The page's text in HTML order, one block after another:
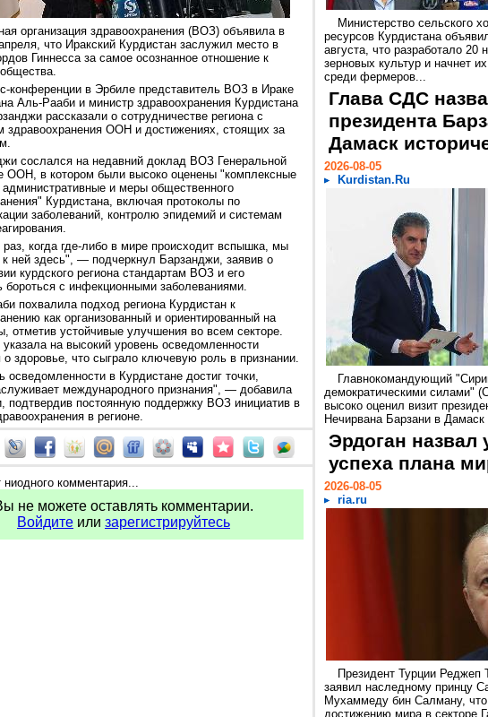
организация здравоохранения (ВОЗ) объявила в
что Иракский Курдистан заслужил место в
Гиннесса за самое осознанное отношение к
конференции в Эрбиле представитель ВОЗ в Ираке
Аль-Рааби и министр здравоохранения Курдистана
рассказали о сотрудничестве региона с
здравоохранения ООН и достижениях, стоящих за
сослался на недавний доклад ВОЗ Генеральной
ООН, в котором были высоко оценены "комплексные
и меры общественного
Курдистана, включая протоколы по
заболеваний, контролю эпидемий и системам
раз, когда где-либо в мире происходит вспышка, мы
к ней здесь", — подчеркнул Барзанджи, заявив о
курдского региона стандартам ВОЗ и его
бороться с инфекционными заболеваниями.
похвалила подход региона Курдистан к
как организованный и ориентированный на
отметив устойчивые улучшения во всем секторе.
на высокий уровень осведомленности
о здоровье, что сыграло ключевую роль в признании.
осведомленности в Курдистане достиг точки,
международного признания", — добавила
подтвердив постоянную поддержку ВОЗ инициатив в
в регионе.
комментария...
не можете оставлять комментарии.
Войдите или зарегистрируйтесь
Министерство сельского
ресурсов Курдистана
августа, что разработало 20
зерновых культур и начнет
среди фермеров...
Глава СДС
президента
Дамаск
2026-08-05
Kurdistan.Ru
Главнокомандующий
демократическими силами"
высоко оценил визит
Нечирвана Барзани в Дамаск
Эрдоган назвал
успеха плана
2026-08-05
ria.ru
Президент Турции Реджеп
заявил наследному принцу
Мухаммеду бин Салману,
достижению мира в секторе